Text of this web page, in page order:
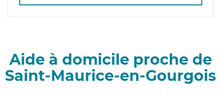
Aide à domicile proche de
Saint-Maurice-en-Gourgois